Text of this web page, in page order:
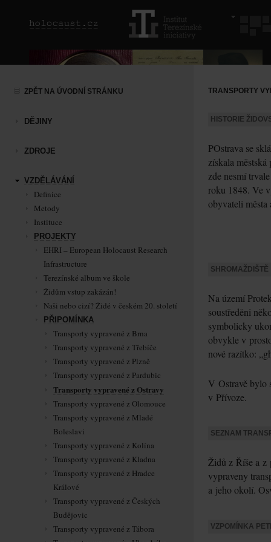
ZPĚT NA ÚVODNÍ STRÁNKU
DĚJINY
ZDROJE
VZDĚLÁVÁNÍ
Definice
Metody
Instituce
PROJEKTY
EHRI – European Holocaust Research
Infrastructure
Terezínské album ve škole
Židům vstup zakázán!
Naši nebo cizí? Židé v českém 20. století
PŘIPOMÍNKA
Transporty vypravené z Brna
Transporty vypravené z Třebíče
Transporty vypravené z Plzně
Transporty vypravené z Pardubic
Transporty vypravené z Ostravy
Transporty vypravené z Olomouce
Transporty vypravené z Mladé
Boleslavi
Transporty vypravené z Kolína
Transporty vypravené z Kladna
Transporty vypravené z Hradce
Králové
Transporty vypravené z Českých
Budějovic
Transporty vypravené z Tábora
TRANSPORTY
HISTORIE
POstrava se
získala
zde nesmí
roku 1848. Ve
obyvateli
SHROMAŽDIŠTĚ
Na území
soustředěni
symbolicky
obvykle v
nové razítko:
V Ostravě bylo
v Přívoze.
SEZNAM
Židů z Říše a z
vypraveny
a jeho okolí.
VZPOMÍNKA